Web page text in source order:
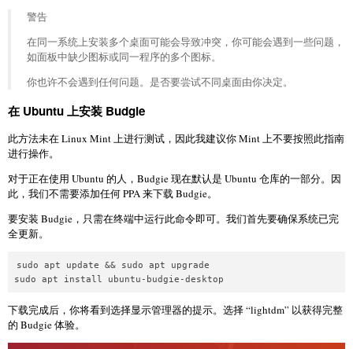
警告
在同一系统上安装多个桌面可能会导致冲突，你可能会遇到一些问题，
如面板中缺少图标或同一程序的多个图标。
你也许不会遇到任何问题。是否要尝试不同桌面由你决定。
在 Ubuntu 上安装 Budgie
此方法未在 Linux Mint 上进行测试，因此我建议你 Mint 上不要按照此指南
进行操作。
对于正在使用 Ubuntu 的人，Budgie 现在默认是 Ubuntu 仓库的一部分。因
此，我们不需要添加任何 PPA 来下载 Budgie。
要安装 Budgie，只需在终端中运行此命令即可。我们首先要确保系统已完
全更新。
sudo apt update && sudo apt upgrade
sudo apt install ubuntu-budgie-desktop
下载完成后，你将看到选择显示管理器的提示。选择 “lightdm” 以获得完整
的 Budgie 体验。